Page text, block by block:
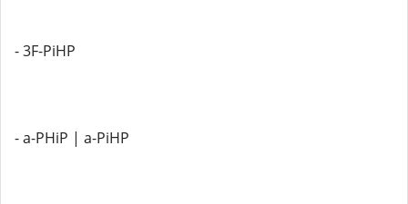
- 3F-PiHP
- a-PHiP | a-PiHP